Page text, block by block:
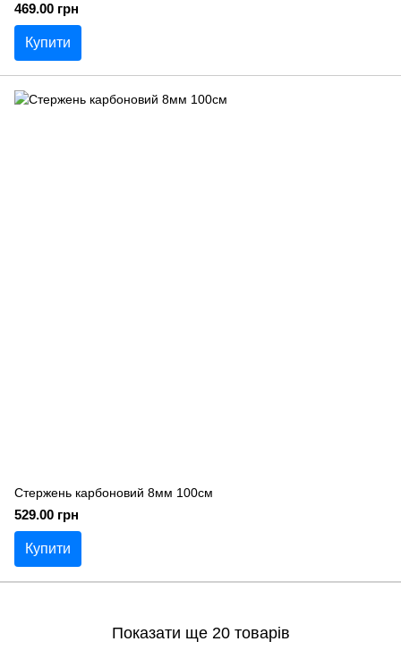
469.00 грн
Купити
Стержень карбоновий 8мм 100см
529.00 грн
Купити
Показати ще 20 товарів